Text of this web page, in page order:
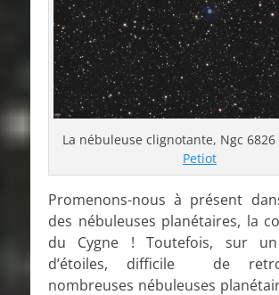
La nébuleuse clignotante, Ngc
Petiot
Promenons-nous à présent
des nébuleuses planétaires, la
du Cygne ! Toutefois, sur
d’étoiles, difficile de
nombreuses nébuleuses